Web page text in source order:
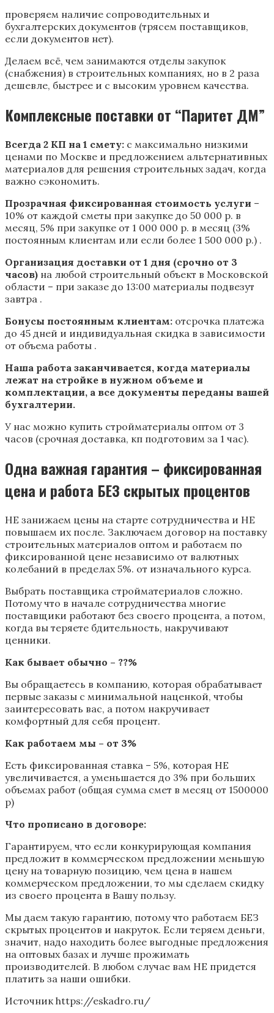
проверяем наличие сопроводительных и
бухгалтерских документов (трясем поставщиков,
если документов нет).
Делаем всё, чем занимаются отделы закупок
(снабжения) в строительных компаниях, но в 2 раза
дешевле, быстрее и с высоким уровнем качества.
Комплексные поставки от “Паритет ДМ”
Всегда 2 КП на 1 смету: с максимально низкими
ценами по Москве и предложением альтернативных
материалов для решения строительных задач, когда
важно сэкономить.
Прозрачная фиксированная стоимость услуги –
10% от каждой сметы при закупке до 50 000 р. в
месяц, 5% при закупке от 1 000 000 р. в месяц (3%
постоянным клиентам или если более 1 500 000 р.) .
Организация доставки от 1 дня (срочно от 3
часов) на любой строительный объект в Московской
области – при заказе до 13:00 материалы подвезут
завтра .
Бонусы постоянным клиентам: отсрочка платежа
до 45 дней и индивидуальная скидка в зависимости
от объема работы .
Наша работа заканчивается, когда материалы
лежат на стройке в нужном объеме и
комплектации, а все документы переданы вашей
бухгалтерии.
У нас можно купить стройматериалы оптом от 3
часов (срочная доставка, кп подготовим за 1 час).
Одна важная гарантия – фиксированная
цена и работа БЕЗ скрытых процентов
НЕ занижаем цены на старте сотрудничества и НЕ
повышаем их после. Заключаем договор на поставку
строительных материалов оптом и работаем по
фиксированной цене независимо от валютных
колебаний в пределах 5%. от изначального курса.
Выбрать поставщика стройматериалов сложно.
Потому что в начале сотрудничества многие
поставщики работают без своего процента, а потом,
когда вы теряете бдительность, накручивают
ценники.
Как бывает обычно – ??%
Вы обращаетесь в компанию, которая обрабатывает
первые заказы с минимальной наценкой, чтобы
заинтересовать вас, а потом накручивает
комфортный для себя процент.
Как работаем мы – от 3%
Есть фиксированная ставка – 5%, которая НЕ
увеличивается, а уменьшается до 3% при больших
объемах работ (общая сумма смет в месяц от 1500000
р)
Что прописано в договоре:
Гарантируем, что если конкурирующая компания
предложит в коммерческом предложении меньшую
цену на товарную позицию, чем цена в нашем
коммерческом предложении, то мы сделаем скидку
из своего процента в Вашу пользу.
Мы даем такую гарантию, потому что работаем БЕЗ
скрытых процентов и накруток. Если теряем деньги,
значит, надо находить более выгодные предложения
на оптовых базах и лучше прожимать
производителей. В любом случае вам НЕ придется
платить за наши ошибки.
Источник https://eskadro.ru/